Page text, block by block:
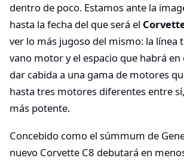
dentro de poco. Estamos ante la
hasta la fecha del que será el
ver lo más jugoso del mismo: la línea
vano motor y el espacio que habrá
dar cabida a una gama de motores
hasta tres motores diferentes entre
más potente.
Concebido como el súmmum de
nuevo Corvette C8 debutará en